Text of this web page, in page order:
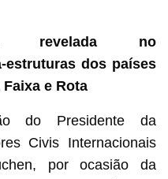
revelada no
estruturas dos países
e Rota
do Presidente da
Civis Internacionais
por ocasião da